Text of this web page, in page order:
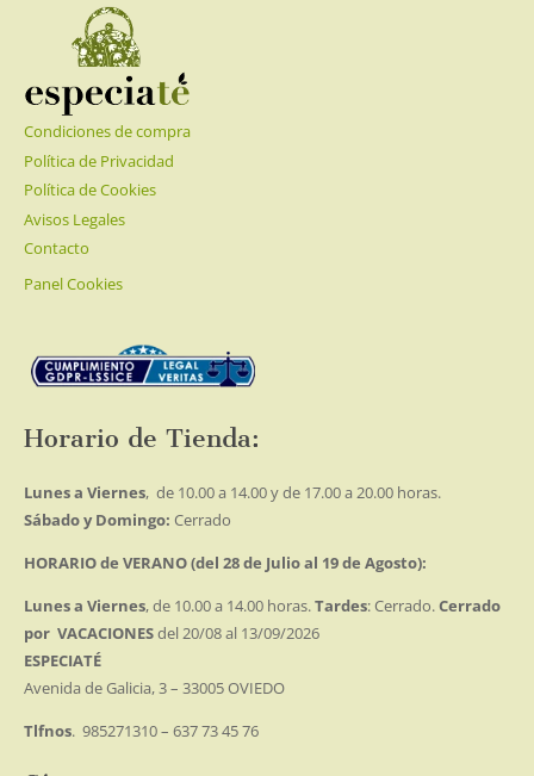
Condiciones de compra
Política de Privacidad
Política de Cookies
Avisos Legales
Contacto
Panel Cookies
Horario de Tienda:
Lunes a Viernes, de 10.00 a 14.00 y de 17.00 a 20.00 horas.
Sábado y Domingo: Cerrado
HORARIO de VERANO (del 28 de Julio al 19 de Agosto):
Lunes a Viernes, de 10.00 a 14.00 horas.Tardes: Cerrado.Cerrado
por VACACIONESdel 20/08 al 13/09/2026
ESPECIATÉ
Avenida de Galicia, 3 – 33005 OVIEDO
Tlfnos. 985271310 – 637 73 45 76